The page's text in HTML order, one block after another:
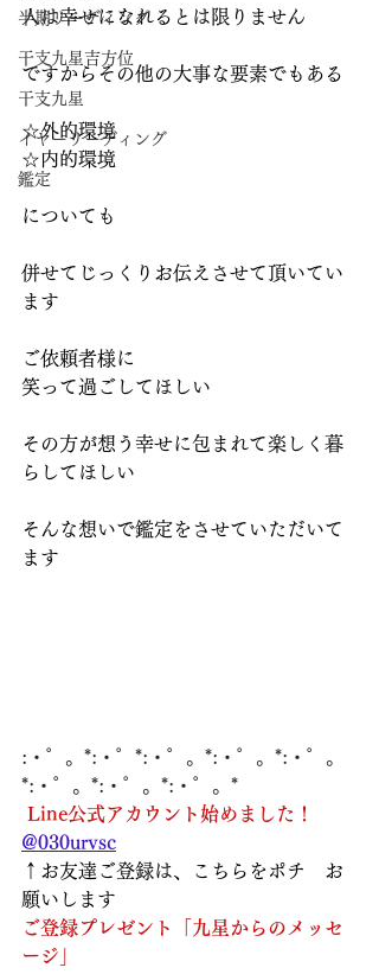
半期リーディング
干支九星吉方位
干支九星
イヤーリーディング
鑑定
人は幸せになれるとは限りません
ですからその他の大事な要素でもある
☆外的環境
☆内的環境
についても
併せてじっくりお伝えさせて頂いてい
ます
ご依頼者様に
笑って過ごしてほしい
その方が想う幸せに包まれて楽しく暮
らしてほしい
そんな想いで鑑定をさせていただいて
ます
:・゜。*:・゜*:・゜。*:・゜。*:・゜。
*:・゜。*:・゜。*:・゜。*
Line公式アカウント始めました！
@030urvsc
↑お友達ご登録は、こちらをポチ　お
願いします
ご登録プレゼント「九星からのメッセ
ージ」